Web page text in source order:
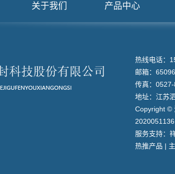
关于我们 产品中心
热线电话：
邮箱：
传真：
地址：江苏
Copyright ©
服务支持：
热推产品 |